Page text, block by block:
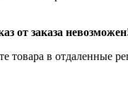
от заказа
товара в отдаленные